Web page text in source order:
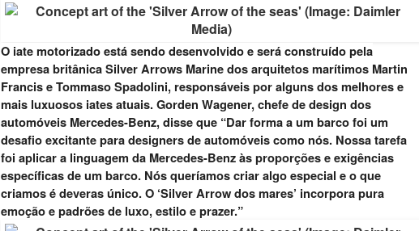
O iate motorizado está sendo desenvolvido e será construído pela
empresa britânica Silver Arrows Marine dos arquitetos marítimos Martin
Francis e Tommaso Spadolini, responsáveis por alguns dos melhores e
mais luxuosos iates atuais. Gorden Wagener, chefe de design dos
automóveis Mercedes-Benz, disse que “Dar forma a um barco foi um
desafio excitante para designers de automóveis como nós. Nossa tarefa
foi aplicar a linguagem da Mercedes-Benz às proporções e exigências
específicas de um barco. Nós queríamos criar algo especial e o que
criamos é deveras único. O ‘Silver Arrow dos mares’ incorpora pura
emoção e padrões de luxo, estilo e prazer.”